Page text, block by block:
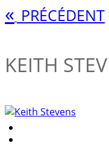
« PRÉCÉDENT
KEITH